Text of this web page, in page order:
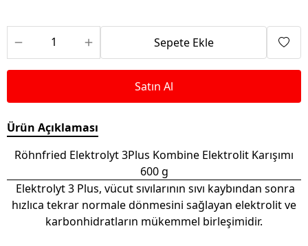
Sepete Ekle
Satın Al
Ürün Açıklaması
Röhnfried Elektrolyt 3Plus Kombine Elektrolit Karışımı
600 g
Elektrolyt 3 Plus, vücut sıvılarının sıvı kaybından sonra
hızlıca tekrar normale dönmesini sağlayan elektrolit ve
karbonhidratların mükemmel birleşimidir.